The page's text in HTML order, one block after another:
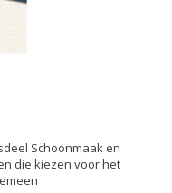
Schoonmaak en
die kiezen voor het